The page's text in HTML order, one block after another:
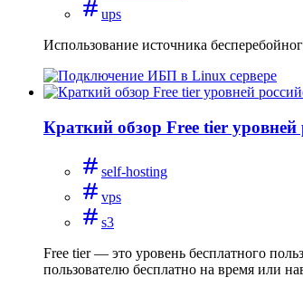
ups
Использование источника
Краткий обзор Free tier уровней
self-hosting
vps
s3
Free tier — это уровень бесплатного
пользователю бесплатно на время или